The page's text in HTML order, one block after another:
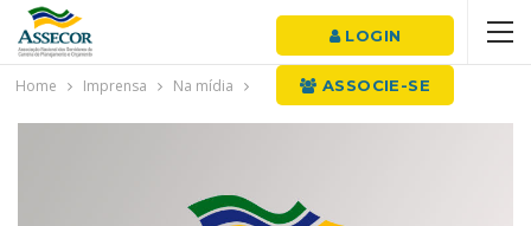
LOGIN
ASSOCIE-SE
Home Imprensa Na mídia